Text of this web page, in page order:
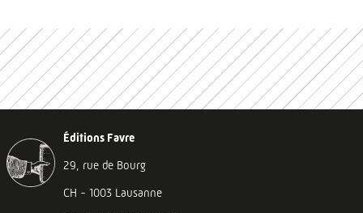
Éditions Favre
29, rue de Bourg
CH - 1003 Lausanne